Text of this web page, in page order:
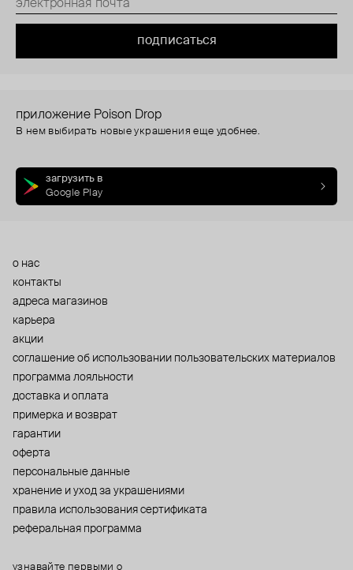
подписаться
приложение Poison Drop
В нем выбирать новые украшения еще удобнее.
загрузить в
Google Play
о нас
контакты
адреса магазинов
карьера
акции
cоглашение об использовании пользовательских материалов
программа лояльности
доставка и оплата
примерка и возврат
гарантии
оферта
персональные данные
хранение и уход за украшениями
правила использования сертификата
реферальная программа
узнавайте первыми о